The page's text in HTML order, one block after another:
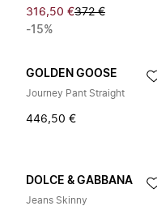
316,50 €372 €
-15%
GOLDEN GOOSE
Journey Pant Straight
446,50 €
DOLCE & GABBANA
Jeans Skinny